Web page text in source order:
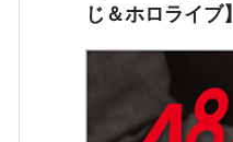
じ＆ホロライブ】